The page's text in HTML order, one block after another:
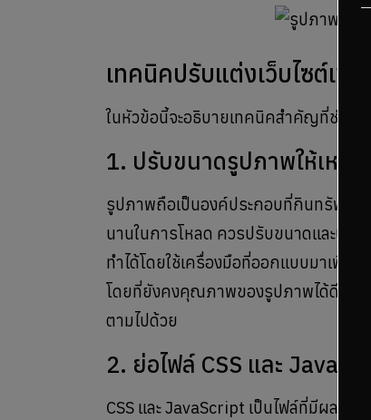
เทคนิคปรับแต่งเว็บไซต์เพื่อ
ในหัวข้อนี้จะอธิบายเทคนิคสำคัญที่ช่วยเ
1. ปรับขนาดรูปภาพให้เหมาะ
รูปภาพถือเป็นองค์ประกอบที่กินทรัพยาก
นานในการโหลด ควรปรับขนาดและบีบอั
ทำได้โดยใช้เครื่องมือที่ออกแบบมาเพื่อก
โดยที่ยังคงคุณภาพของรูปภาพได้ดี เมื่อไ
ตามไปด้วย
2. ย่อไฟล์ CSS และ
CSS และ JavaScript เป็นไฟล์ที่มีผลต่อ